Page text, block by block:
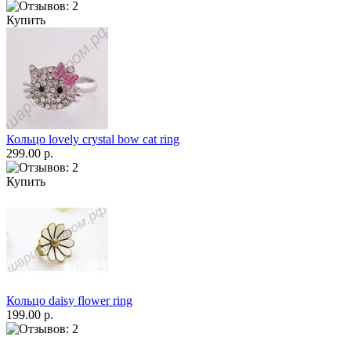
Купить
Кольцо lovely crystal bow cat ring
299.00 р.
Купить
Кольцо daisy flower ring
199.00 р.